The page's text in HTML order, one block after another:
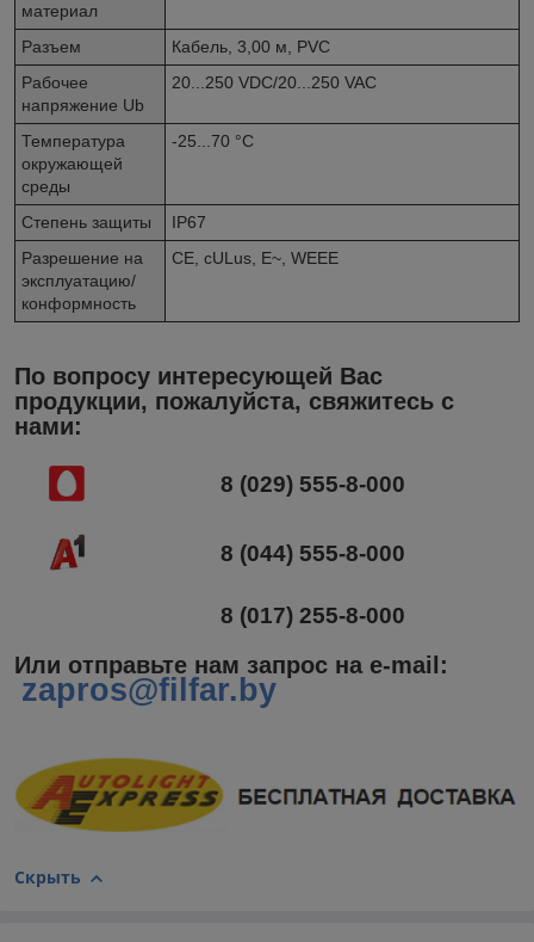
материал
Разъем
Кабель, 3,00 м, PVC
Рабочее
напряжение Ub
20...250 VDC/20...250 VAC
Температура
окружающей
среды
-25...70 °C
Степень защиты
IP67
Разрешение на
эксплуатацию/
конформность
CE, cULus, E~, WEEE
По вопросу интересующей Вас
продукции, пожалуйста, свяжитесь с
нами:
8 (029) 555-8-000
8 (044) 555-8-000
8 (017) 255-8-000
Или отправьте нам запрос на e-mail :
zapros@filfar.by
Скрыть